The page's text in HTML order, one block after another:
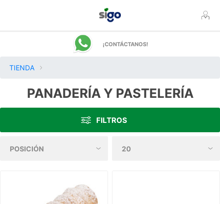
¡CONTÁCTANOS!
TIENDA
PANADERÍA Y PASTELERÍA
FILTROS